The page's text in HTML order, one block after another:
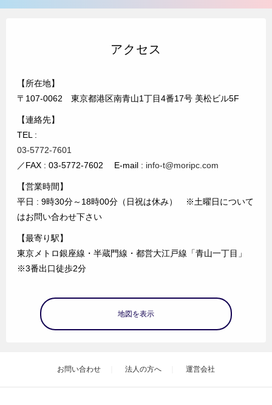
アクセス
【所在地】
〒107-0062 東京都港区南青山1丁目4番17号 美松ビル5F
【連絡先】
TEL :
03-5772-7601
／FAX : 03-5772-7602 E-mail : info-t@moripc.com
【営業時間】
平日 : 9時30分～18時00分（日祝は休み） ※土曜日について
はお問い合わせ下さい
【最寄り駅】
東京メトロ銀座線・半蔵門線・都営大江戸線「青山一丁目」
※3番出口徒歩2分
地図を表示
お問い合わせ 法人の方へ 運営会社